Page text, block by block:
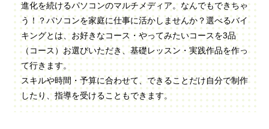
仕事で活かすCAD WEB／
進化を続けるパソコンのマルチメディア。なんでもできちゃ
う！？パソコンを家庭に仕事に活かしませんか？選べるバイ
キングとは、お好きなコース・やってみたいコースを3品
（コース）お選びいただき、基礎レッスン・実践作品を作っ
て行きます。
スキルや時間・予算に合わせて、できることだけ自分で制作
したり、指導を受けることもできます。